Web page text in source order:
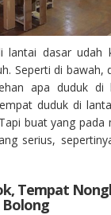
lantai dasar udah
Seperti di bawah,
apa duduk di
duduk di
buat yang pada
serius,
Tempat